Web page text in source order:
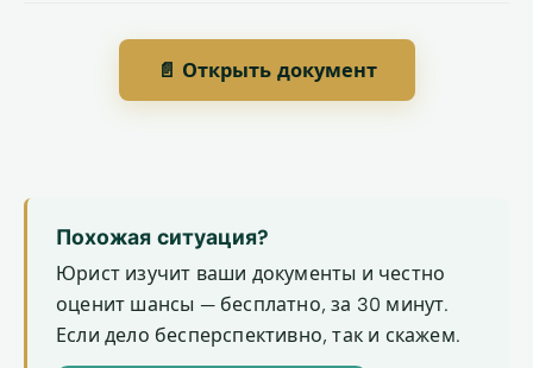
📄 Открыть документ
Похожая ситуация?
Юрист изучит ваши документы и честно
оценит шансы — бесплатно, за 30 минут.
Если дело бесперспективно, так и скажем.